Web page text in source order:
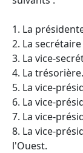
1. La
2. La
3. La vice-
4. La trésorière.
5. La vice-
6. La vice-
7. La vice-
8. La vice-
l'Ouest.